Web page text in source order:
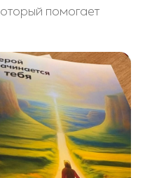
помогает